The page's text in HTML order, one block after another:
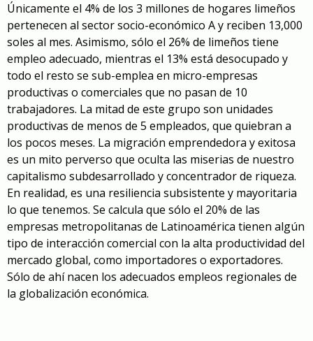
Únicamente el 4% de los 3 millones de hogares limeños
pertenecen al sector socio-económico A y reciben 13,000
soles al mes. Asimismo, sólo el 26% de limeños tiene
empleo adecuado, mientras el 13% está desocupado y
todo el resto se sub-emplea en micro-empresas
productivas o comerciales que no pasan de 10
trabajadores. La mitad de este grupo son unidades
productivas de menos de 5 empleados, que quiebran a
los pocos meses. La migración emprendedora y exitosa
es un mito perverso que oculta las miserias de nuestro
capitalismo subdesarrollado y concentrador de riqueza.
En realidad, es una resiliencia subsistente y mayoritaria
lo que tenemos. Se calcula que sólo el 20% de las
empresas metropolitanas de Latinoamérica tienen algún
tipo de interacción comercial con la alta productividad del
mercado global, como importadores o exportadores.
Sólo de ahí nacen los adecuados empleos regionales de
la globalización económica.